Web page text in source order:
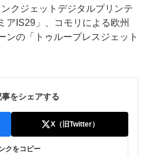
込み
サイトポリシー
クジェットデジタルプリンテ
アIS29」、コモリによる欧州
ンの「トゥループレスジェット
事をシェアする
X（旧Twitter）
クをコピー